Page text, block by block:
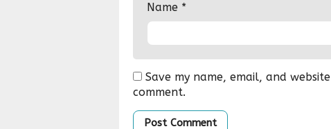
Name *
Save my name, email, and
comment.